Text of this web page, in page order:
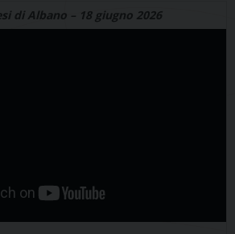
di Albano – 18 giugno 2026